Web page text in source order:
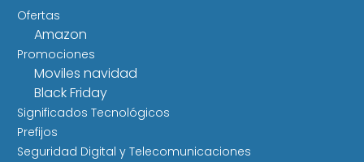
Ofertas
Amazon
Promociones
Moviles navidad
Black Friday
Significados Tecnológicos
Prefijos
Seguridad Digital y Telecomunicaciones